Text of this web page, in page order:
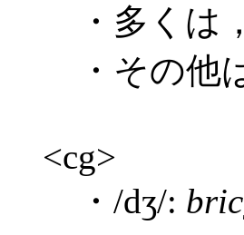
・多くは
・その他
<cg>
・/dʒ/: